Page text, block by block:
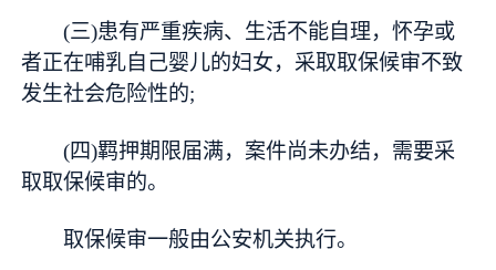
(三)患有严重疾病、生活不能自理，怀孕或
者正在哺乳自己婴儿的妇女，采取取保候审不致
发生社会危险性的;
(四)羁押期限届满，案件尚未办结，需要采
取取保候审的。
取保候审一般由公安机关执行。